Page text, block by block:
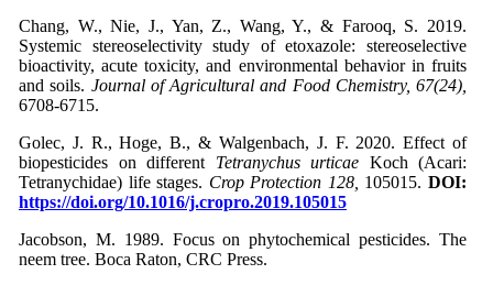
Chang, W., Nie, J., Yan, Z., Wang, Y., & Farooq, S. 2019.
Systemic stereoselectivity study of etoxazole: stereoselective
bioactivity, acute toxicity, and environmental behavior in fruits
and soils. Journal of Agricultural and Food Chemistry, 67(24),
6708-6715.
Golec, J. R., Hoge, B., & Walgenbach, J. F. 2020. Effect of
biopesticides on different Tetranychus urticae Koch (Acari:
Tetranychidae) life stages. Crop Protection 128, 105015.DOI:
https://doi.org/10.1016/j.cropro.2019.105015
Jacobson, M. 1989. Focus on phytochemical pesticides. The
neem tree. Boca Raton, CRC Press.